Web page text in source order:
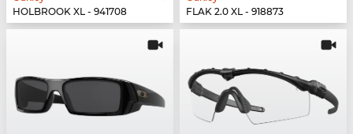
HOLBROOK XL - 941708
FLAK 2.0 XL - 918873